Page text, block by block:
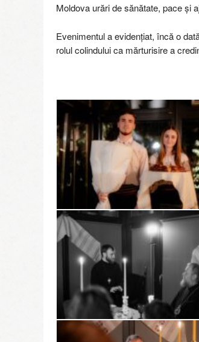
Moldova urări de sănătate, pace și
Evenimentul a evidențiat, încă o
rolul colindului ca mărturisire a